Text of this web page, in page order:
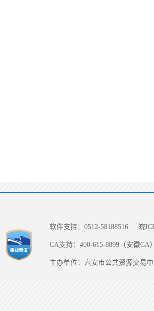
软件支持：0512-58188516 皖
CA支持：400-615-8899（安徽CA
主办单位：六安市公共资源交易